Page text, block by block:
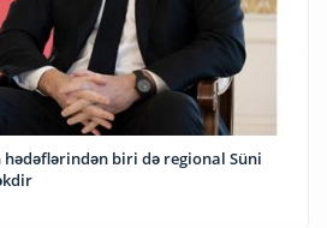
hədəflərindən biri də regional Süni